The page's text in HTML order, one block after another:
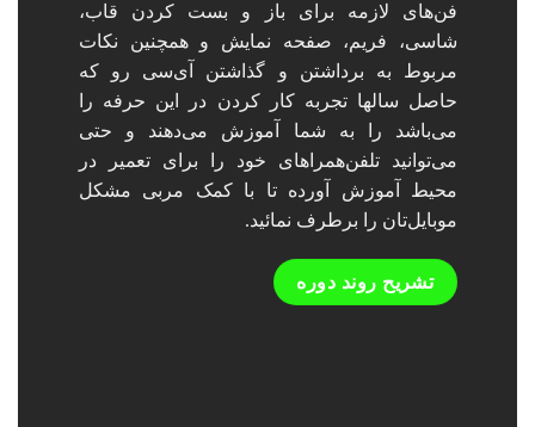
فن‌های لازمه برای باز و بست کردن قاب،
شاسی، فریم، صفحه نمایش و همچنین نکات
مربوط به برداشتن و گذاشتن آی‌سی رو که
حاصل سالها تجربه کار کردن در این حرفه را
می‌باشد را به شما آموزش می‌دهند و حتی
می‌توانید تلفن‌همراهای خود را برای تعمیر در
محیط آموزش آورده تا با کمک مربی مشکل‌
موبایل‌تان را برطرف نمائید.
تشریح روند دوره